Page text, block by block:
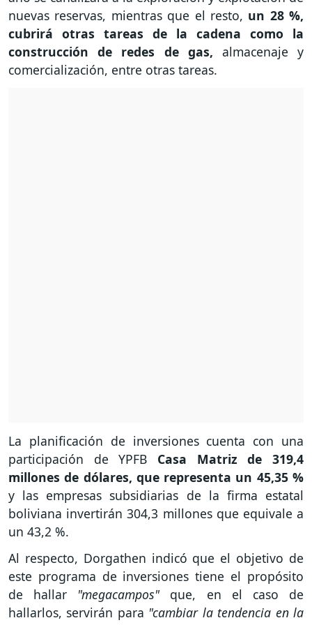
nuevas reservas, mientras que el resto, un 28 %,
cubrirá otras tareas de la cadena como la
construcción de redes de gas, almacenaje y
comercialización, entre otras tareas.
La planificación de inversiones cuenta con una
participación de YPFB Casa Matriz de 319,4
millones de dólares, que representa un 45,35 %
y las empresas subsidiarias de la firma estatal
boliviana invertirán 304,3 millones que equivale a
un 43,2 %.
Al respecto, Dorgathen indicó que el objetivo de
este programa de inversiones tiene el propósito
de hallar "megacampos" que, en el caso de
hallarlos, servirán para "cambiar la tendencia en la